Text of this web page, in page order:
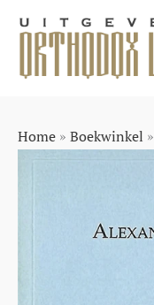
naar
Home » Boekwinkel »